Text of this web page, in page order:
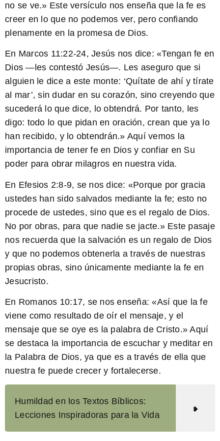
no se ve.» Este versículo nos enseña que la fe es
creer en lo que no podemos ver, pero confiando
plenamente en la promesa de Dios.
En Marcos 11:22-24, Jesús nos dice: «Tengan fe en
Dios —les contestó Jesús—. Les aseguro que si
alguien le dice a este monte: ‘Quítate de ahí y tírate
al mar’, sin dudar en su corazón, sino creyendo que
sucederá lo que dice, lo obtendrá. Por tanto, les
digo: todo lo que pidan en oración, crean que ya lo
han recibido, y lo obtendrán.» Aquí vemos la
importancia de tener fe en Dios y confiar en Su
poder para obrar milagros en nuestra vida.
En Efesios 2:8-9, se nos dice: «Porque por gracia
ustedes han sido salvados mediante la fe; esto no
procede de ustedes, sino que es el regalo de Dios.
No por obras, para que nadie se jacte.» Este pasaje
nos recuerda que la salvación es un regalo de Dios
y que no podemos obtenerla a través de nuestras
propias obras, sino únicamente mediante la fe en
Jesucristo.
En Romanos 10:17, se nos enseña: «Así que la fe
viene como resultado de oír el mensaje, y el
mensaje que se oye es la palabra de Cristo.» Aquí
se destaca la importancia de escuchar y meditar en
la Palabra de Dios, ya que es a través de ella que
nuestra fe puede crecer y fortalecerse.
Humildad en los Textos Bíblicos:
Lecciones Inspiradoras para la Vida